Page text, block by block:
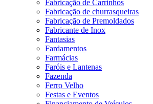
Fabricação de Carrinhos
Fabricação de churrasqueiras
Fabricação de Premoldados
Fabricante de Inox
Fantasias
Fardamentos
Farmácias
Faróis e Lantenas
Fazenda
Ferro Velho
Festas e Eventos